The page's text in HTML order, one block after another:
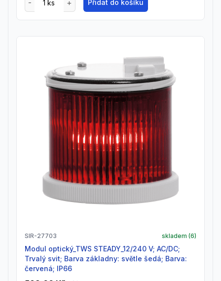
Přidat do košíku
SIR-27703 skladem (6)
Modul optický_TWS STEADY_12/240 V; AC/DC;
Trvalý svit; Barva základny: světle šedá; Barva:
červená; IP66